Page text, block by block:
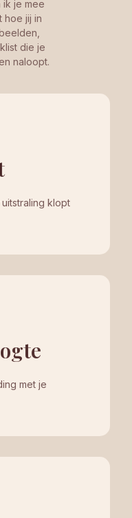
ik je mee
hoe jij in
die je
naloopt.
klopt
met je